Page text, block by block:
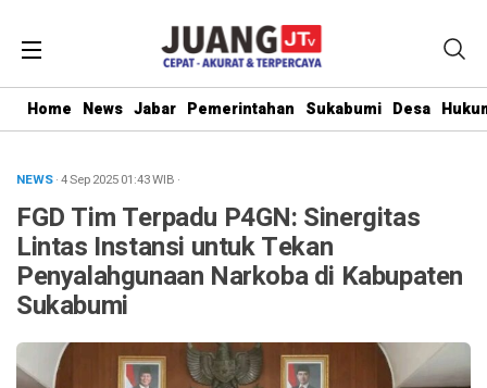
Home News Jabar Pemerintahan Sukabumi Desa
NEWS· 4 Sep 202501:43WIB ·
FGD Tim Terpadu P4GN: Sinergitas
Lintas Instansi untuk Tekan
Penyalahgunaan Narkoba di Kabupaten
Sukabumi